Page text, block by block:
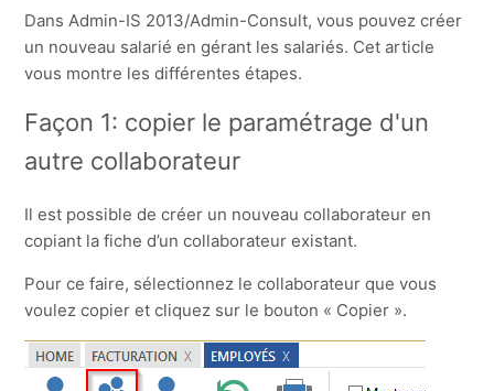
TaskFlow pour un collaborateur
V7.5 Horaires flexibles
Heures flexibles
V7.5 Connection SD Worx
Afficher plus
Dans Admin-IS 2013/Admin-Consult, vous pouvez créer
un nouveau salarié en gérant les salariés. Cet article
vous montre les différentes étapes.
Façon 1: copier le paramétrage d'un
autre collaborateur
Il est possible de créer un nouveau collaborateur en
copiant la fiche d’un collaborateur existant.
Pour ce faire, sélectionnez le collaborateur que vous
voulez copier et cliquez sur le bouton « Copier ».